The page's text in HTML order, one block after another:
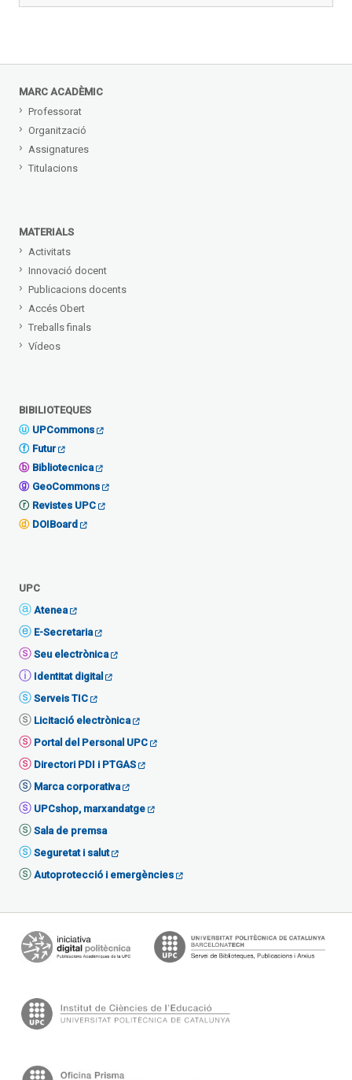
MARC ACADÈMIC
Professorat
Organització
Assignatures
Titulacions
MATERIALS
Activitats
Innovació docent
Publicacions docents
Accés Obert
Treballs finals
Vídeos
BIBILIOTEQUES
UPCommons
Futur
Bibliotecnica
GeoCommons
Revistes UPC
DOIBoard
UPC
Atenea
E-Secretaria
Seu electrònica
Identitat digital
Serveis TIC
Licitació electrònica
Portal del Personal UPC
Directori PDI i PTGAS
Marca corporativa
UPCshop, marxandatge
Sala de premsa
Seguretat i salut
Autoprotecció i emergències